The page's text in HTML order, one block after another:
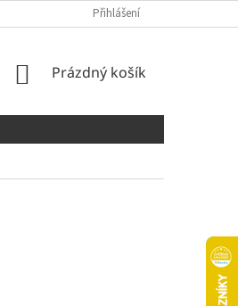
Přihlášení
NÁKUPNÍ
Prázdný košík